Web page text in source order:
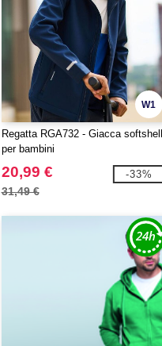
W1
Regatta RGA732 - Giacca softshell
per bambini
20,99 €
31,49 €
-33%